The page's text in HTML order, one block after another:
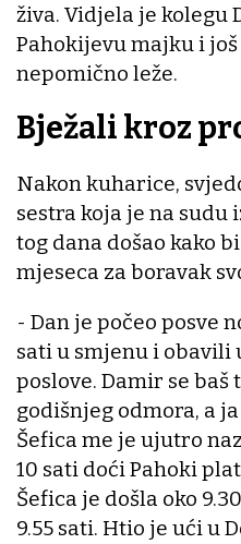
živa. Vidjela je kolegu
Pahokijevu majku i
nepomično leže.
Bježali kroz
Nakon kuharice,
sestra koja je na sudu
tog dana došao kako
mjeseca za boravak
- Dan je počeo posve
sati u smjenu i
poslove. Damir se baš
godišnjeg odmora, a
Šefica me je ujutro
10 sati doći Pahoki
Šefica je došla oko
9.55 sati. Htio je ući u